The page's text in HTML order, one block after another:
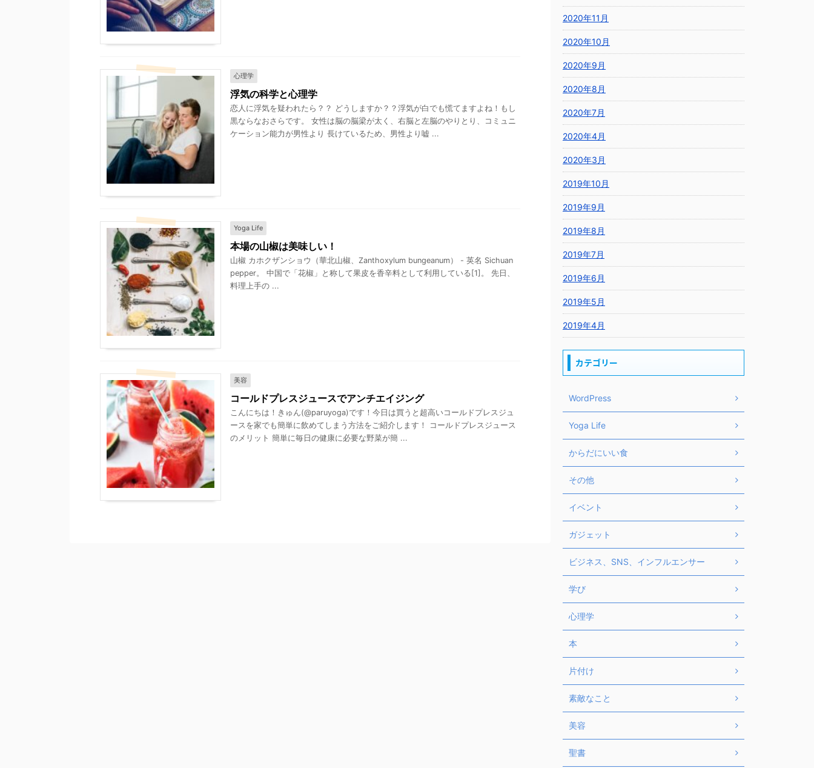
心理学
浮気の科学と心理学
恋人に浮気を疑われたら？？ どうしますか？？浮気が白でも慌てますよね！もし
黒ならなおさらです。 女性は脳の脳梁が太く、右脳と左脳のやりとり、コミュニ
ケーション能力が男性より 長けているため、男性より嘘 ...
Yoga Life
本場の山椒は美味しい！
山椒 カホクザンショウ（華北山椒、Zanthoxylum bungeanum） - 英名 Sichuan
pepper。 中国で「花椒」と称して果皮を香辛料として利用している[1]。 先日、
料理上手の ...
美容
コールドプレスジュースでアンチエイジング
こんにちは！きゅん(@paruyoga)です！今日は買うと超高いコールドプレスジュ
ースを家でも簡単に飲めてしまう方法をご紹介します！ コールドプレスジュース
のメリット 簡単に毎日の健康に必要な野菜が簡 ...
2020年11月
2020年10月
2020年9月
2020年8月
2020年7月
2020年4月
2020年3月
2019年10月
2019年9月
2019年8月
2019年7月
2019年6月
2019年5月
2019年4月
カテゴリー
WordPress
Yoga Life
からだにいい食
その他
イベント
ガジェット
ビジネス、SNS、インフルエンサー
学び
心理学
本
片付け
素敵なこと
美容
聖書